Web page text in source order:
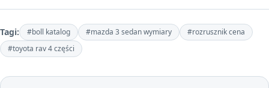
Tagi: #boll katalog #mazda 3 sedan wymiary
#rozrusznik cena
#toyota rav 4 części